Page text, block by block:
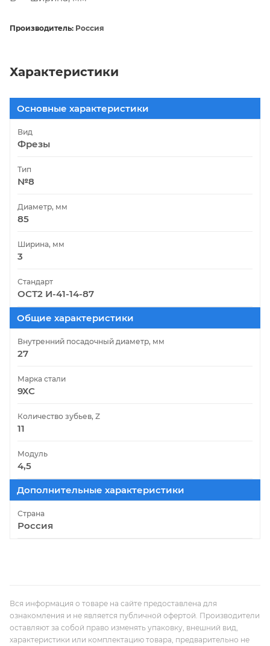
Производитель: Россия
Характеристики
Основные характеристики
Вид
Фрезы
Тип
№8
Диаметр, мм
85
Ширина, мм
3
Стандарт
ОСТ2 И-41-14-87
Общие характеристики
Внутренний посадочный диаметр, мм
27
Марка стали
9ХС
Количество зубьев, Z
11
Модуль
4,5
Дополнительные характеристики
Страна
Россия
Вся информация о товаре на сайте предоставлена для
ознакомления и не является публичной офертой. Производители
оставляют за собой право изменять упаковку, внешний вид,
характеристики или комплектацию товара, предварительно не